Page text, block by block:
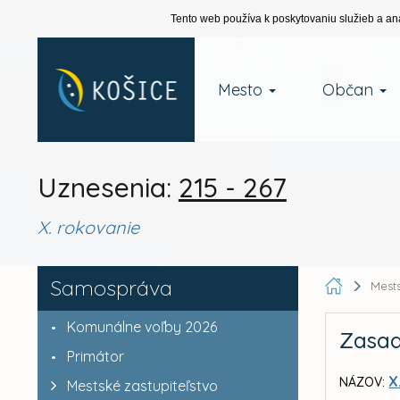
Tento web používa k poskytovaniu služieb a
Mesto Občan
Uznesenia: 215 - 267
X. rokovanie
Samospráva
Komunálne voľby 2026
Primátor
Mestské zastupiteľstvo
NÁZOV: